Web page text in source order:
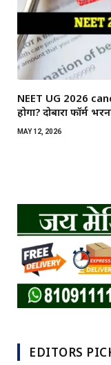
NEET UG 2026
होगा? दोबारा फॉर्म
MAY 12, 2026
EDITORS